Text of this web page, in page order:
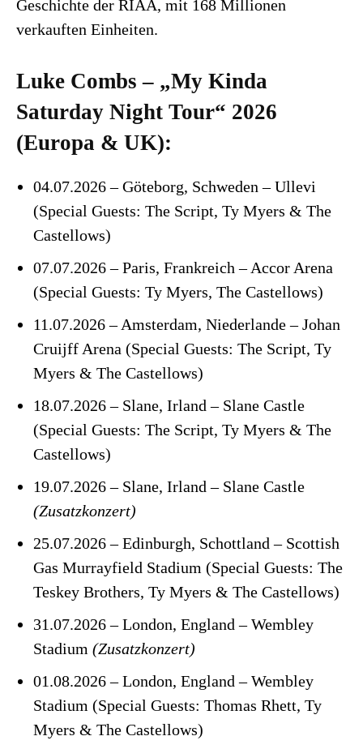
Geschichte der RIAA, mit 168 Millionen
verkauften Einheiten.
Luke Combs – „My Kinda
Saturday Night Tour“ 2026
(Europa & UK):
04.07.2026 – Göteborg, Schweden – Ullevi
(Special Guests: The Script, Ty Myers & The
Castellows)
07.07.2026 – Paris, Frankreich – Accor Arena​
(Special Guests: Ty Myers, The Castellows)
11.07.2026 – Amsterdam, Niederlande – Johan
Cruijff Arena (Special Guests: The Script, Ty
Myers & The Castellows)
18.07.2026 – Slane, Irland – Slane Castle
(Special Guests: The Script, Ty Myers & The
Castellows)
19.07.2026 – Slane, Irland – Slane Castle
(Zusatzkonzert)
25.07.2026 – Edinburgh, Schottland – Scottish
Gas Murrayfield Stadium (Special Guests: The
Teskey Brothers, Ty Myers & The Castellows)
31.07.2026 – London, England – Wembley
Stadium (Zusatzkonzert)
01.08.2026 – London, England – Wembley
Stadium (Special Guests: Thomas Rhett, Ty
Myers & The Castellows)